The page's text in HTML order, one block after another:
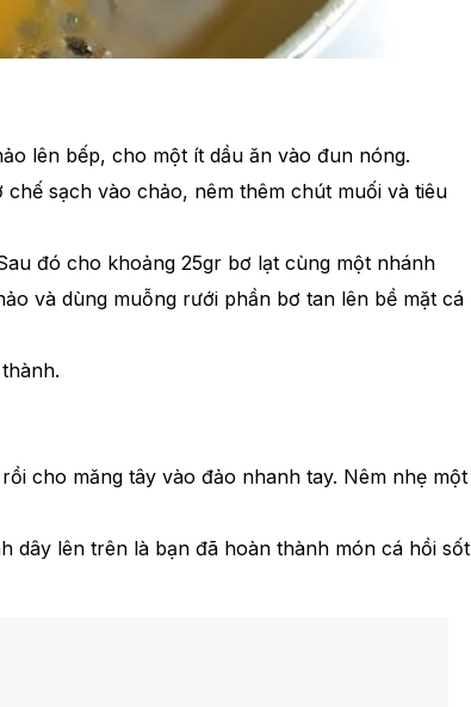
lên bếp, cho một ít dầu ăn vào đun nóng.
sạch vào chảo, nêm thêm chút muối và tiêu
đó cho khoảng 25gr bơ lạt cùng một nhánh
và dùng muỗng rưới phần bơ tan lên bề mặt cá
cho măng tây vào đảo nhanh tay. Nêm nhẹ một
dây lên trên là bạn đã hoàn thành món cá hồi sốt